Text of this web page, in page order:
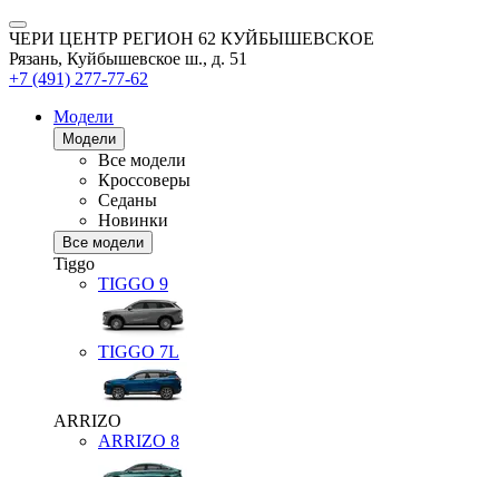
ЧЕРИ ЦЕНТР РЕГИОН 62 КУЙБЫШЕВСКОЕ
Рязань, Куйбышевское ш., д. 51
+7 (491) 277-77-62
Модели
Модели
Все модели
Кроссоверы
Седаны
Новинки
Все модели
Tiggo
TIGGO 9
TIGGO 7L
ARRIZO
ARRIZO 8